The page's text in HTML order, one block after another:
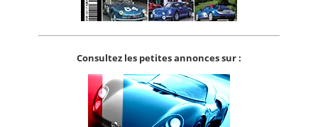
Consultez les petites annonces sur :